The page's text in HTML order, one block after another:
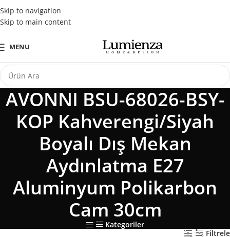
Skip to navigation
Skip to main content
Tüm Kredi Kartlarına Peşin Fiyatına 3 Taksit Fırsatı
MENU
AVONNI BSU-68026-BSY-
KOP Kahverengi/Siyah
Boyalı Dış Mekan
Aydınlatma E27
Aluminyum Polikarbon
Cam 30cm
Kategoriler
Filtrele